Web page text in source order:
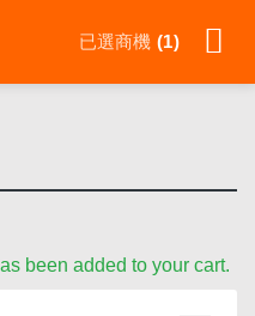
已選商機 1
been added to your cart.